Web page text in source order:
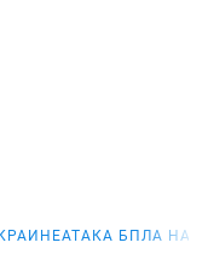
АТАКА БПЛА НА